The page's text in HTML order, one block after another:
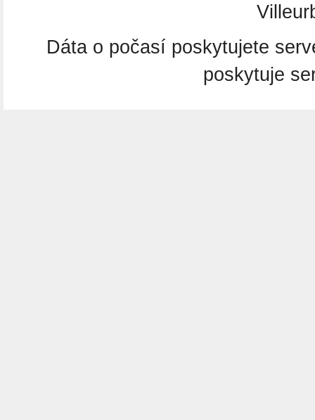
Dáta o počasí poskytujete
poskytuje